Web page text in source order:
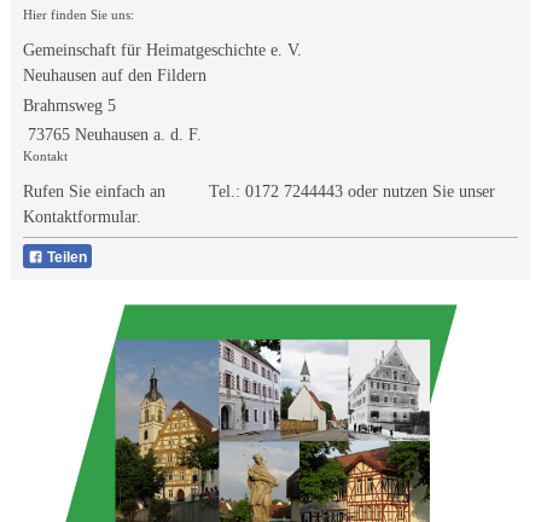
Hier finden Sie uns:
Gemeinschaft für Heimatgeschichte e. V.
Neuhausen auf den Fildern
Brahmsweg 5
73765 Neuhausen a. d. F.
Kontakt
Rufen Sie einfach an Tel.: 0172 7244443oder nutzen Sie unser
Kontaktformular.
Teilen